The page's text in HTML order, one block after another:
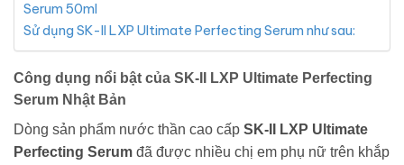
Serum 50ml
Sử dụng SK-II LXP Ultimate Perfecting Serum như sau:
Công dụng nổi bật của SK-II LXP Ultimate Perfecting
Serum Nhật Bản
Dòng sản phẩm nước thần cao cấp SK-II LXP Ultimate
Perfecting Serum đã được nhiều chị em phụ nữ trên khắp